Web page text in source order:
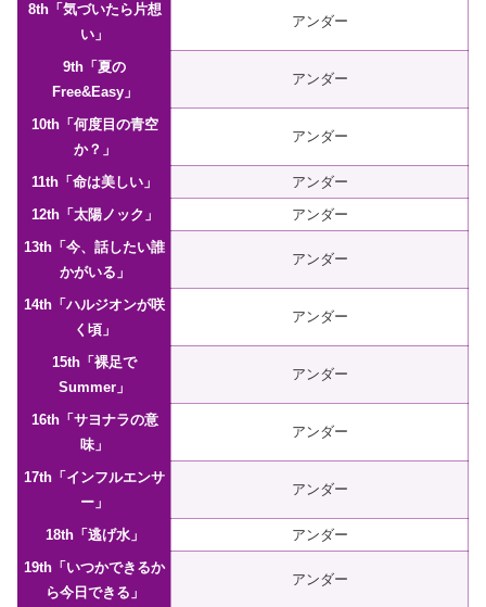
8th「気づいたら片想
い」
アンダー
9th「夏の
Free&Easy」
アンダー
10th「何度目の青空
か？」
アンダー
11th「命は美しい」
アンダー
12th「太陽ノック」
アンダー
13th「今、話したい誰
かがいる」
アンダー
14th「ハルジオンが咲
く頃」
アンダー
15th「裸足で
Summer」
アンダー
16th「サヨナラの意
味」
アンダー
17th「インフルエンサ
ー」
アンダー
18th「逃げ水」
アンダー
19th「いつかできるか
ら今日できる」
アンダー